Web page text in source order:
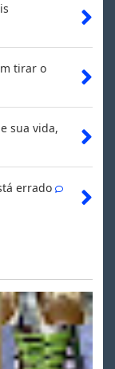
tirar o
sua vida,
errado